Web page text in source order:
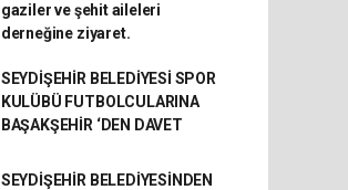
gaziler ve şehit aileleri
derneğine ziyaret.
SEYDİŞEHİR BELEDİYESİ SPOR
KULÜBÜ FUTBOLCULARINA
BAŞAKŞEHİR ‘DEN DAVET
SEYDİŞEHİR BELEDİYESİNDEN